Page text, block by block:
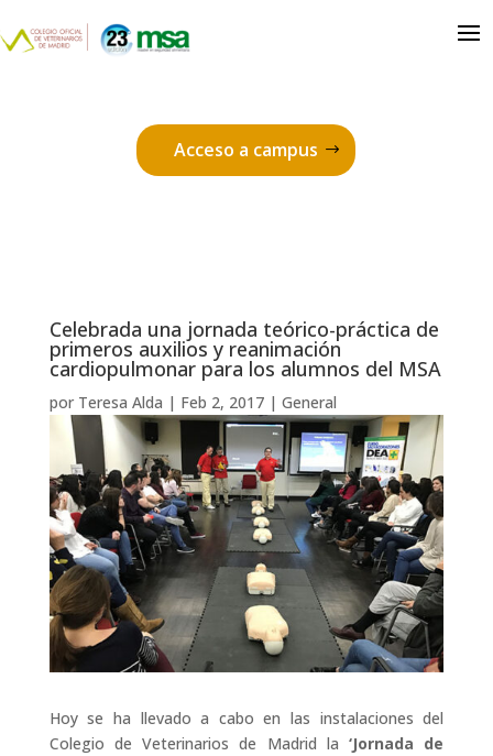
Acceso a campus
Celebrada una jornada teórico-práctica de
primeros auxilios y reanimación
cardiopulmonar para los alumnos del MSA
por Teresa Alda | Feb 2, 2017| General
Hoy se ha llevado a cabo en las instalaciones del
Colegio de Veterinarios de Madrid la ‘Jornada de